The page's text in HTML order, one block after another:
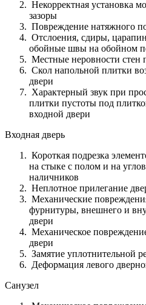
Некорректная установка
зазоры
Повреждение натяжного
Отслоения, сдиры,
обойные швы на обойном
Местные неровности
Скол напольной плитки
двери
Характерный звук при
плитки пустоты под
входной двери
Входная дверь
Короткая подрезка
на стыке с полом и на
наличников
Неплотное прилегание
Механические
фурнитуры, внешнего и
двери
Механическое
двери
Замятие уплотнительной
Деформация левого
Санузел